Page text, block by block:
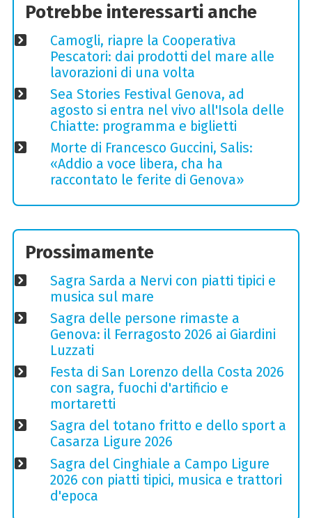
Potrebbe interessarti anche
Camogli, riapre la Cooperativa
Pescatori: dai prodotti del mare alle
lavorazioni di una volta
Sea Stories Festival Genova, ad
agosto si entra nel vivo all'Isola delle
Chiatte: programma e biglietti
Morte di Francesco Guccini, Salis:
«Addio a voce libera, cha ha
raccontato le ferite di Genova»
Prossimamente
Sagra Sarda a Nervi con piatti tipici e
musica sul mare
Sagra delle persone rimaste a
Genova: il Ferragosto 2026 ai Giardini
Luzzati
Festa di San Lorenzo della Costa 2026
con sagra, fuochi d'artificio e
mortaretti
Sagra del totano fritto e dello sport a
Casarza Ligure 2026
Sagra del Cinghiale a Campo Ligure
2026 con piatti tipici, musica e trattori
d'epoca